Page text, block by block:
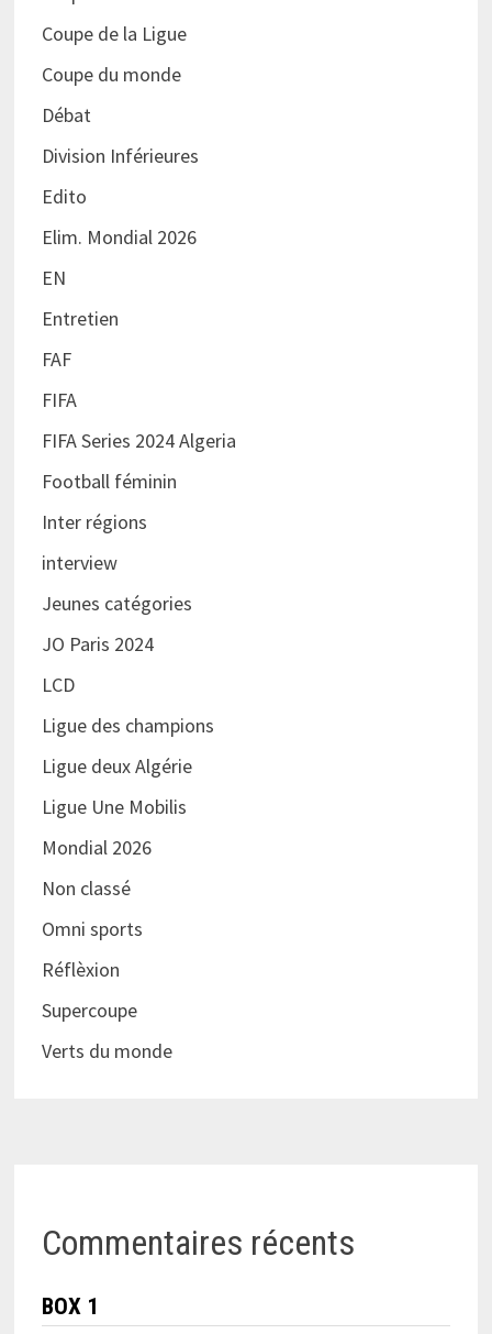
Coupe de la Ligue
Coupe du monde
Débat
Division Inférieures
Edito
Elim. Mondial 2026
EN
Entretien
FAF
FIFA
FIFA Series 2024 Algeria
Football féminin
Inter régions
interview
Jeunes catégories
JO Paris 2024
LCD
Ligue des champions
Ligue deux Algérie
Ligue Une Mobilis
Mondial 2026
Non classé
Omni sports
Réflèxion
Supercoupe
Verts du monde
Commentaires récents
BOX 1